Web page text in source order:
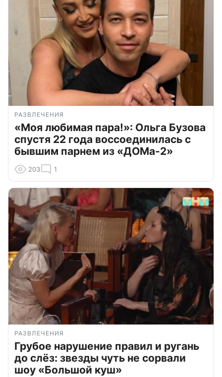
РАЗВЛЕЧЕНИЯ
«Моя любимая пара!»: Ольга Бузова
спустя 22 года воссоединилась с
бывшим парнем из «ДОМа-2»
203 1
РАЗВЛЕЧЕНИЯ
Грубое нарушение правил и ругань
до слёз: звезды чуть не сорвали
шоу «Большой куш»